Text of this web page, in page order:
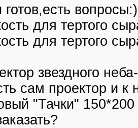
готов,есть вопросы:)
для тертого
для тертого
звездного
сам проектор и
"Тачки" 150*200